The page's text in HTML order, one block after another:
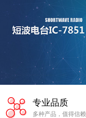
专业品质
多种产品，值得信赖